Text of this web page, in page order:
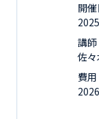
開
講師
佐
費用